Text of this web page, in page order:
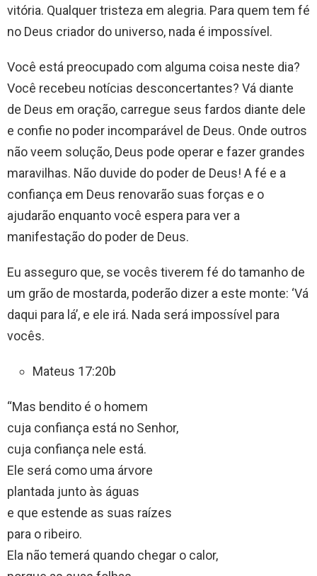
vitória. Qualquer tristeza em alegria. Para quem tem fé
no Deus criador do universo, nada é impossível.
Você está preocupado com alguma coisa neste dia?
Você recebeu notícias desconcertantes? Vá diante
de Deus em oração, carregue seus fardos diante dele
e confie no poder incomparável de Deus. Onde outros
não veem solução, Deus pode operar e fazer grandes
maravilhas. Não duvide do poder de Deus! A fé e a
confiança em Deus renovarão suas forças e o
ajudarão enquanto você espera para ver a
manifestação do poder de Deus.
Eu asseguro que, se vocês tiverem fé do tamanho de
um grão de mostarda, poderão dizer a este monte: ‘Vá
daqui para lá’, e ele irá. Nada será impossível para
vocês.
Mateus 17:20b
“Mas bendito é o homem
cuja confiança está no Senhor,
cuja confiança nele está.
Ele será como uma árvore
plantada junto às águas
e que estende as suas raízes
para o ribeiro.
Ela não temerá quando chegar o calor,